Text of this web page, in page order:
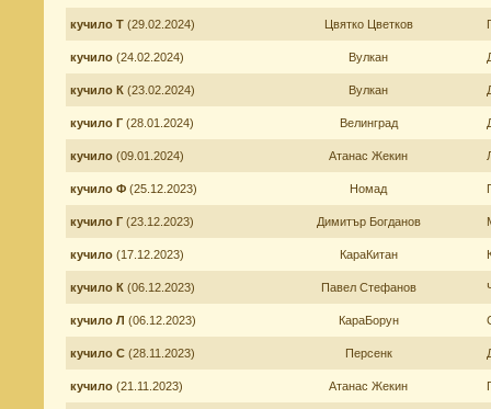
кучило Т (29.02.2024) Цвятко Цветков
кучило (24.02.2024) Вулкан
кучило К (23.02.2024) Вулкан
кучило Г (28.01.2024) Велинград
кучило (09.01.2024) Атанас Жекин
кучило Ф (25.12.2023) Номад
кучило Г (23.12.2023) Димитър Богданов
кучило (17.12.2023) КараКитан
кучило К (06.12.2023) Павел Стефанов
кучило Л (06.12.2023) КараБорун
кучило С (28.11.2023) Персенк
кучило (21.11.2023) Атанас Жекин